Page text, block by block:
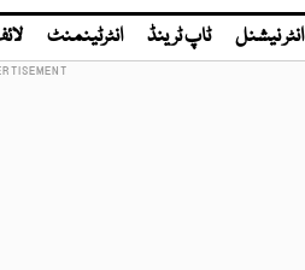
انٹر نیشنل ٹاپ ٹرینڈ انٹرٹینمنٹ